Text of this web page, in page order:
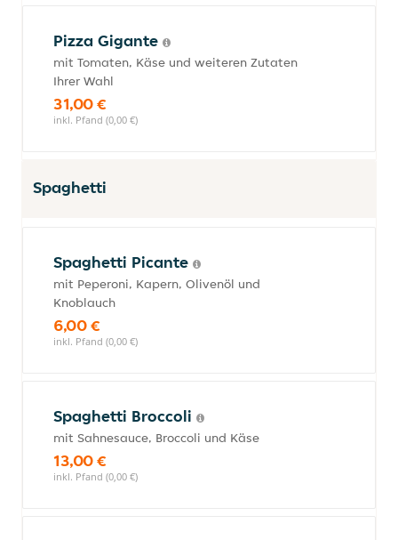
Pizza Gigante
mit Tomaten, Käse und weiteren Zutaten
Ihrer Wahl
31,00 €
inkl. Pfand (0,00 €)
Spaghetti
Spaghetti Picante
mit Peperoni, Kapern, Olivenöl und
Knoblauch
6,00 €
inkl. Pfand (0,00 €)
Spaghetti Broccoli
mit Sahnesauce, Broccoli und Käse
13,00 €
inkl. Pfand (0,00 €)